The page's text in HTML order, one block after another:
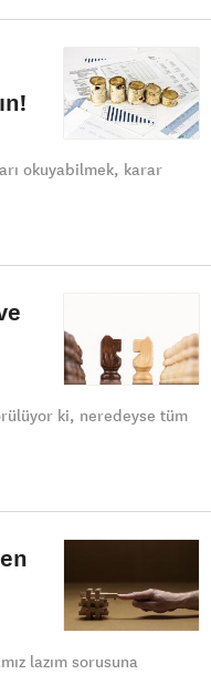
okuyabilmek, karar
ki, neredeyse tüm
lazım sorusuna